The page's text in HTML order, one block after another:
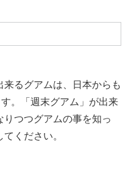
るグアムは、日本からも
。「週末グアム」が出来
りつつグアムの事を知っ
ください。